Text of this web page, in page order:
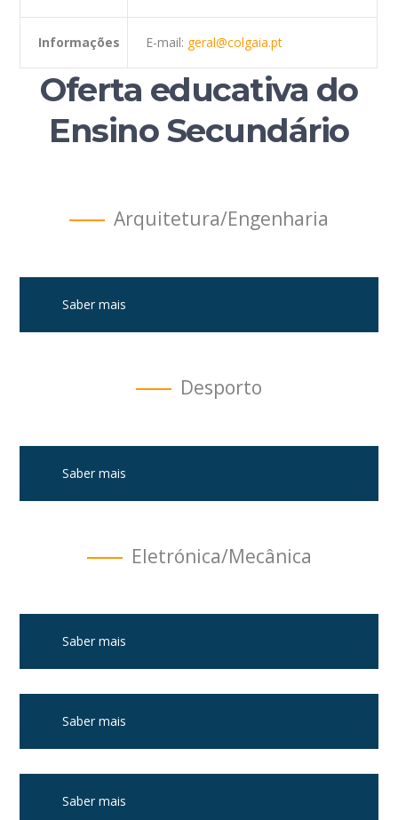
Informações E-mail: geral@colgaia.pt
Oferta educativa do
Ensino Secundário
Arquitetura/Engenharia
Saber mais
Desporto
Saber mais
Eletrónica/Mecânica
Saber mais
Saber mais
Saber mais